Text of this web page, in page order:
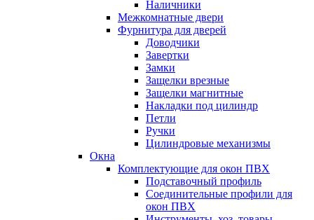
Наличники
Межкомнатные двери
Фурнитура для дверей
Доводчики
Завертки
Замки
Защелки врезные
Защелки магнитные
Накладки под цилиндр
Петли
Ручки
Цилиндровые механизмы
Окна
Комплектующие для окон ПВХ
Подставочный профиль
Соединительные профили для
окон ПВХ